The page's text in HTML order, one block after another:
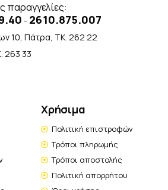
παραγγελίες:
- 2610.875.007
10, Πάτρα, TK. 262 22
263 33
Χρήσιμα
Πολιτική επιστροφών
Τρόποι πληρωμής
Τρόποι αποστολής
Πολιτική απορρήτου